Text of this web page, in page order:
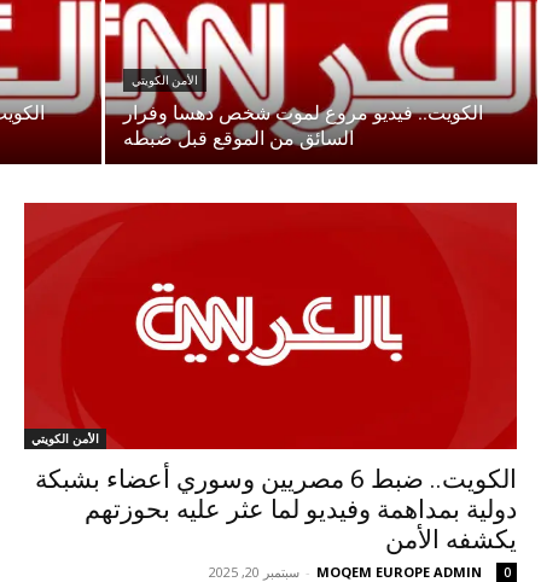
الأمن الكويتي
الكويت.. فيديو مروع لموت شخص دهسا وفرار
السائق من الموقع قبل ضبطه
الأمن الكويتي
الكويت.. ضبط 6 مصريين وسوري أعضاء بشبكة
دولية بمداهمة وفيديو لما عثر عليه بحوزتهم
يكشفه الأمن
MOQEM EUROPE ADMIN
- سبتمبر 20, 2025 0